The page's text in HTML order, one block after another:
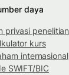
daya
privasi penelitian
kurs
internasional
SWIFT/BIC